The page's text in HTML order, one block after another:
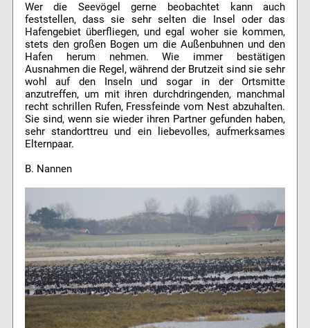
Wer die Seevögel gerne beobachtet kann auch
feststellen, dass sie sehr selten die Insel oder das
Hafengebiet überfliegen, und egal woher sie kommen,
stets den großen Bogen um die Außenbuhnen und den
Hafen herum nehmen. Wie immer bestätigen
Ausnahmen die Regel, während der Brutzeit sind sie sehr
wohl auf den Inseln und sogar in der Ortsmitte
anzutreffen, um mit ihren durchdringenden, manchmal
recht schrillen Rufen, Fressfeinde vom Nest abzuhalten.
Sie sind, wenn sie wieder ihren Partner gefunden haben,
sehr standorttreu und ein liebevolles, aufmerksames
Elternpaar.
B. Nannen